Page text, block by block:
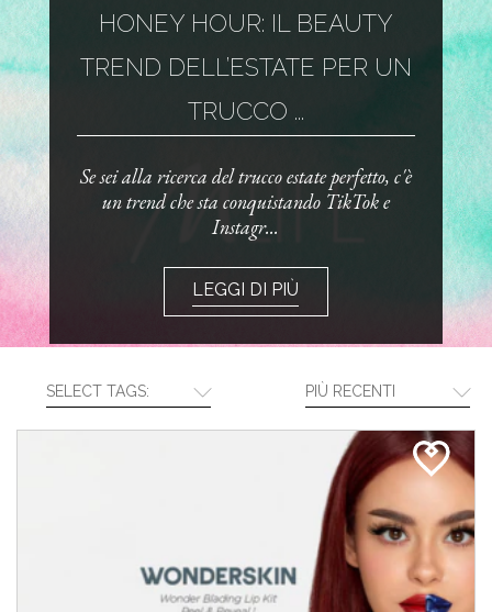
HONEY HOUR: IL BEAUTY
TREND DELL’ESTATE PER UN
TRUCCO ...
Se sei alla ricerca del trucco estate perfetto, c'è
un trend che sta conquistando TikTok e
Instagr...
LEGGI DI PIÙ
CREA LA TUA ROUTINE CON I
BEST SELLERS DI BIOTHERM
E LANCÔM...
SELECT TAGS: PIÙ RECENTI